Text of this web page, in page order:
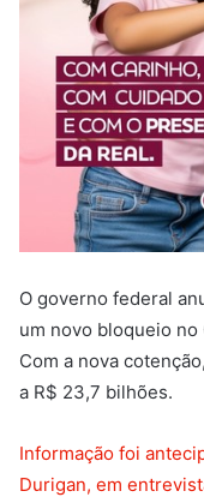
O governo federal
um novo bloqueio no
Com a nova
a R$ 23,7 bilhões.
Informação foi
Durigan, em